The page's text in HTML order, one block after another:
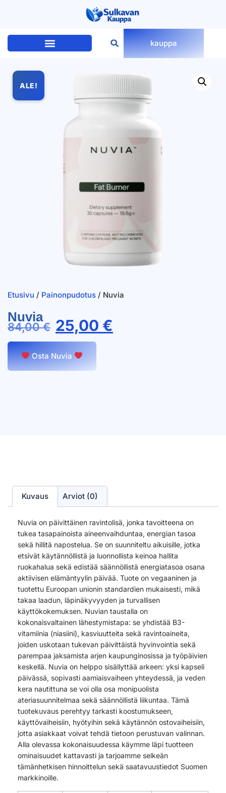
kauppa
ALE!
Etusivu / Painonpudotus / Nuvia
Nuvia
84,00€ 25,00 €
Osta Nuvia
Kuvaus Arviot (0)
Nuvia on päivittäinen ravintolisä, jonka tavoitteena on
tukea tasapainoista aineenvaihduntaa, energian tasoa
sekä hillitä napostelua. Se on suunniteltu aikuisille, jotka
etsivät käytännöllistä ja luonnollista keinoa hallita
ruokahalua sekä edistää säännöllistä energiatasoa osana
aktiivisen elämäntyylin päivää. Tuote on vegaaninen ja
tuotettu Euroopan unionin standardien mukaisesti, mikä
takaa laadun, läpinäkyvyyden ja turvallisen
käyttökokemuksen. Nuvian taustalla on
kokonaisvaltainen lähestymistapa: se yhdistää B3-
vitamiinia (niasiini), kasviuutteita sekä ravintoaineita,
joiden uskotaan tukevan päivittäistä hyvinvointia sekä
parempaa jaksamista arjen kaupunginosissa ja työpäivien
keskellä. Nuvia on helppo sisällyttää arkeen: yksi kapseli
päivässä, sopivasti aamiaisvaiheen yhteydessä, ja veden
kera nautittuna se voi olla osa monipuolista
ateriasuunnitelmaa sekä säännöllistä liikuntaa. Tämä
tuotekuvaus perehtyy tarkasti koostumukseen,
käyttövaiheisiin, hyötyihin sekä käytännön ostovaiheisiin,
jotta asiakkaat voivat tehdä tietoon perustuvan valinnan.
Alla olevassa kokonaisuudessa käymme läpi tuotteen
ominaisuudet kattavasti ja tarjoamme selkeän
tämänhetkisen hinnoittelun sekä saatavuustiedot Suomen
markkinoille.